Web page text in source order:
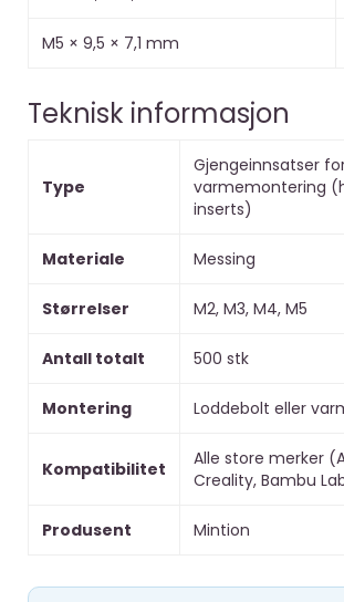
M5 × 9,5 × 7,1 mm
Teknisk informasjon
Type
Gjengeinnsatser
varmemontering
inserts)
Materiale Messing
Størrelser M2, M3, M4, M5
Antall totalt 500 stk
Montering Loddebolt eller
Kompatibilitet
Alle store merker
Creality, Bambu
Produsent Mintion